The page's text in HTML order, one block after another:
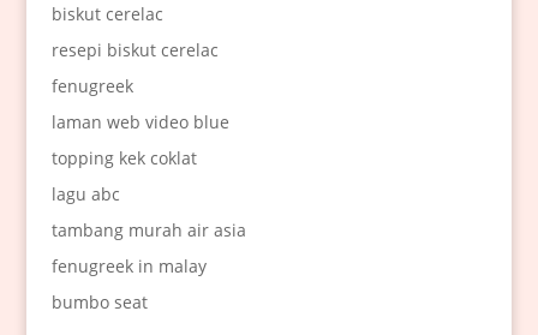
biskut cerelac
resepi biskut cerelac
fenugreek
laman web video blue
topping kek coklat
lagu abc
tambang murah air asia
fenugreek in malay
bumbo seat